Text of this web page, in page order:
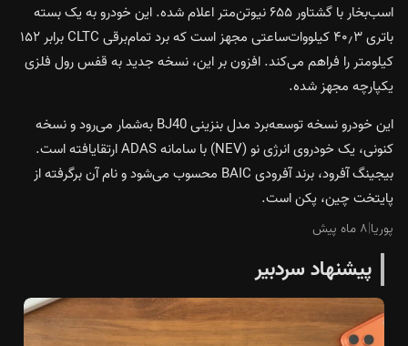
اسب‌بخار با گشتاور ۶۵۵ نیوتن‌متر اعلام شده. این خودرو به یک بسته
باتری ۴۰٫۳ کیلووات‌ساعتی مجهز است که برد تمام‌برقی CLTC برابر ۱۵۲
کیلومتر را فراهم می‌کند. افزون بر این، نسخه جدید به قفس رول فلزی
یکپارچه مجهز شده.
این خودرو نسخه توسعه‌برد مدل بنزینی BJ40 به‌شمار می‌رود و نسخه
کنونی، یک خودروی انرژی نو (NEV) با سامانه ADAS ارتقایافته است.
بیجینگ آفرود، برند آفرودی BAIC محسوب می‌شود و نام آن برگرفته از
پایتخت چین، پکن است.
پوریا|۸ ماه پیش
پیشنهاد سردبیر